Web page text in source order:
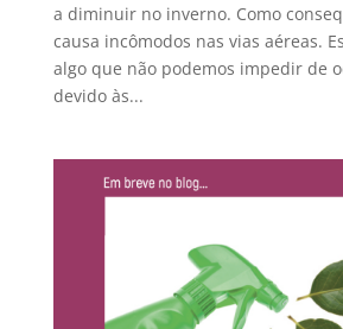
a diminuir no inverno. Como
causa incômodos nas vias aéreas.
algo que não podemos impedir de
devido às...